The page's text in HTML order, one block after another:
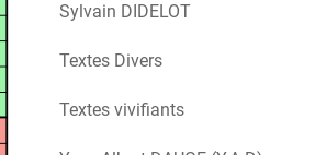
Sylvain DIDELOT
Textes Divers
Textes vivifiants